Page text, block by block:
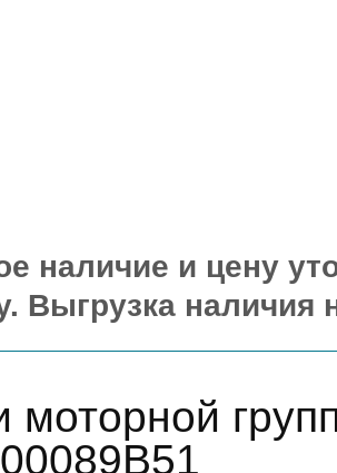
наличие и цену
Выгрузка наличия
моторной